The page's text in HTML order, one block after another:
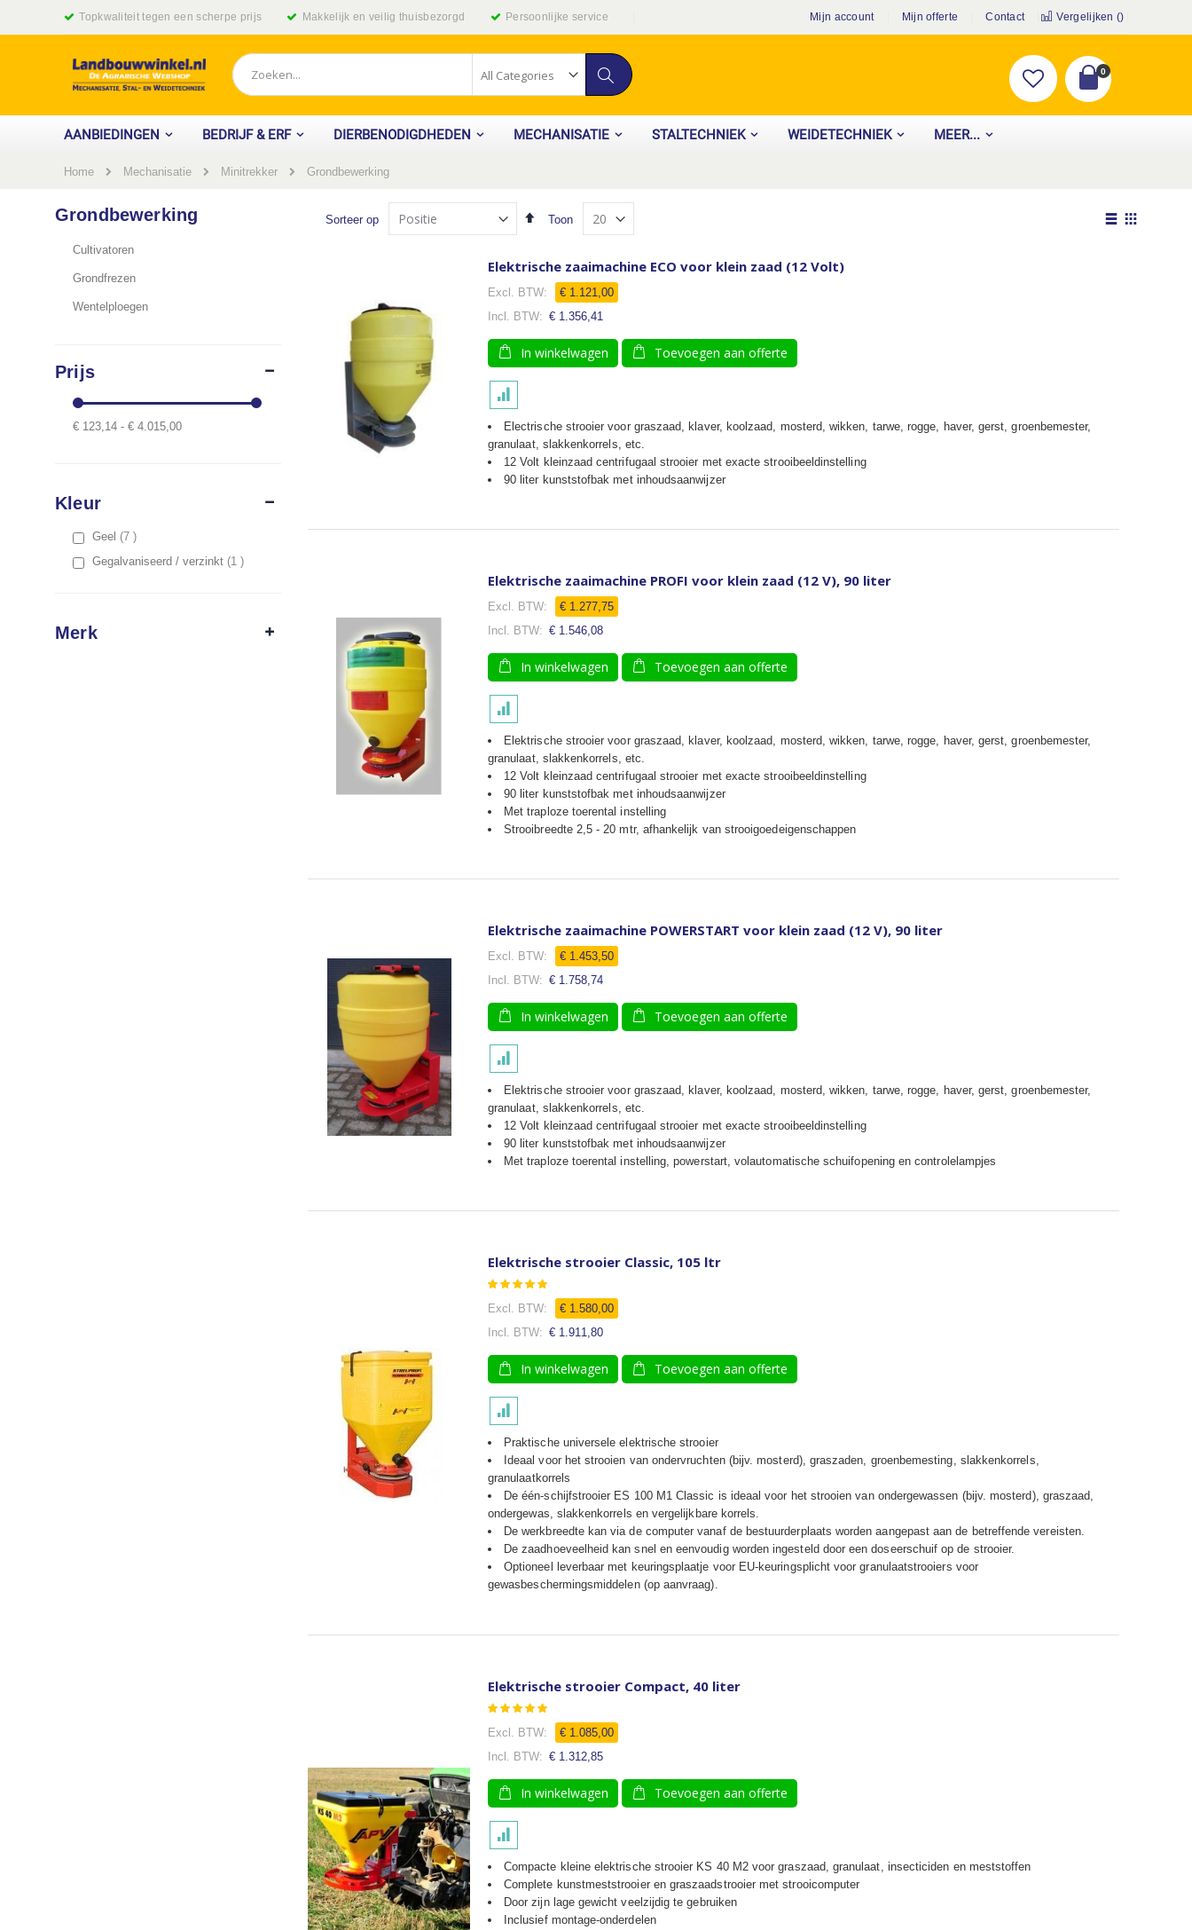
Ga
naar
inhoud
Topkwaliteit tegen een scherpe prijs Makkelijk en veilig thuisbezorgd Persoonlijke service Mijn account Mijn offerte Contact Vergelijken ()
Cart
0producten
Zoek
Zoek
AANBIEDINGEN BEDRIJF & ERF DIERBENODIGDHEDEN MECHANISATIE STALTECHNIEK WEIDETECHNIEK MEER...
Home Mechanisatie Minitrekker Grondbewerking
Sorteer op
Van
laag
Tonen
Toon
Elektrische zaaimachine ECO voor klein zaad (12 Volt)
€ 1.121,00
Speciale
€ 1.356,41
In winkelwagen Toevoegen aan offerte
Electrische strooier voor graszaad, klaver, koolzaad, mosterd, wikken, tarwe, rogge, haver, gerst, groenbemester,
granulaat, slakkenkorrels, etc.
12 Volt kleinzaad centrifugaal strooier met exacte strooibeeldinstelling
90 liter kunststofbak met inhoudsaanwijzer
Elektrische zaaimachine PROFI voor klein zaad (12 V), 90 liter
€ 1.277,75
Speciale
€ 1.546,08
In winkelwagen Toevoegen aan offerte
Elektrische strooier voor graszaad, klaver, koolzaad, mosterd, wikken, tarwe, rogge, haver, gerst, groenbemester,
granulaat, slakkenkorrels, etc.
12 Volt kleinzaad centrifugaal strooier met exacte strooibeeldinstelling
90 liter kunststofbak met inhoudsaanwijzer
Met traploze toerental instelling
Strooibreedte 2,5 - 20 mtr, afhankelijk van strooigoedeigenschappen
Elektrische zaaimachine POWERSTART voor klein zaad (12 V), 90 liter
€ 1.453,50
Speciale
€ 1.758,74
In winkelwagen Toevoegen aan offerte
Elektrische strooier voor graszaad, klaver, koolzaad, mosterd, wikken, tarwe, rogge, haver, gerst, groenbemester,
granulaat, slakkenkorrels, etc.
12 Volt kleinzaad centrifugaal strooier met exacte strooibeeldinstelling
90 liter kunststofbak met inhoudsaanwijzer
Met traploze toerental instelling, powerstart, volautomatische schuifopening en controlelampjes
Elektrische strooier Classic, 105 ltr
Waardering:
€ 1.580,00
€ 1.911,80
In winkelwagen Toevoegen aan offerte
Praktische universele elektrische strooier
Ideaal voor het strooien van ondervruchten (bijv. mosterd), graszaden, groenbemesting, slakkenkorrels,
granulaatkorrels
De één-schijfstrooier ES 100 M1 Classic is ideaal voor het strooien van ondergewassen (bijv. mosterd), graszaad,
ondergewas, slakkenkorrels en vergelijkbare korrels.
De werkbreedte kan via de computer vanaf de bestuurderplaats worden aangepast aan de betreffende vereisten.
De zaadhoeveelheid kan snel en eenvoudig worden ingesteld door een doseerschuif op de strooier.
Optioneel leverbaar met keuringsplaatje voor EU-keuringsplicht voor granulaatstrooiers voor
gewasbeschermingsmiddelen (op aanvraag).
Elektrische strooier Compact, 40 liter
Waardering:
€ 1.085,00
€ 1.312,85
In winkelwagen Toevoegen aan offerte
Compacte kleine elektrische strooier KS 40 M2 voor graszaad, granulaat, insecticiden en meststoffen
Complete kunstmeststrooier en graszaadstrooier met strooicomputer
Door zijn lage gewicht veelzijdig te gebruiken
Inclusief montage-onderdelen
Grondbewerking
Cultivatoren
Grondfrezen
Wentelploegen
Prijs
€ 123,14 - € 4.015,00
Kleur
Geel 7 items
Gegalvaniseerd / verzinkt 1 item
Merk